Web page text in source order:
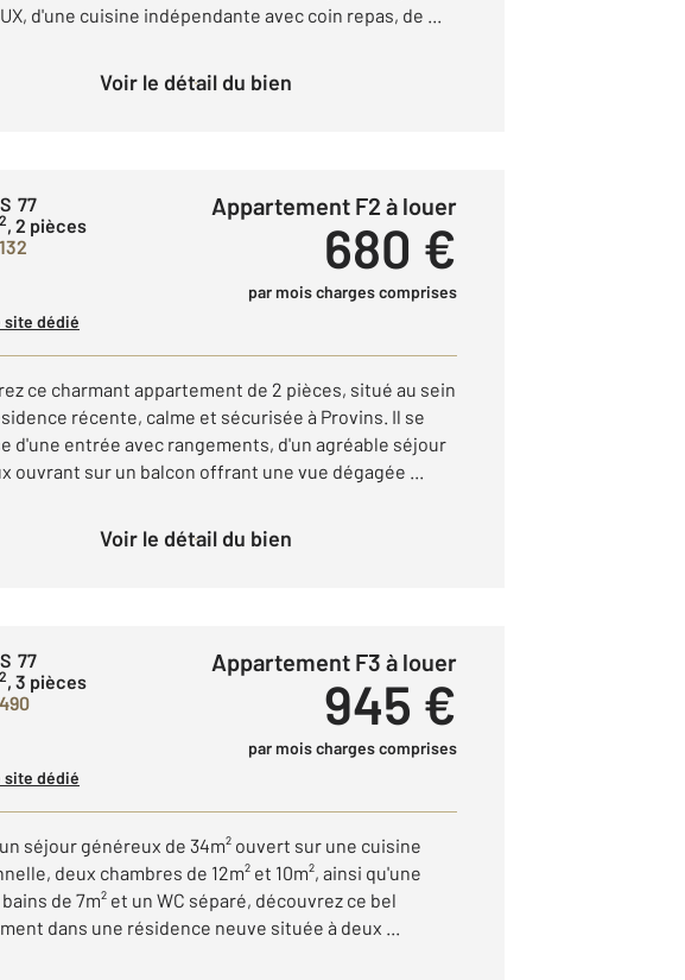
d'une cuisine indépendante avec coin repas, de ...
Voir le détail du bien
77
2, 2 pièces
Appartement F2 à louer
680 €
par mois charges comprises
site dédié
ce charmant appartement de 2 pièces, situé au sein
récente, calme et sécurisée à Provins. Il se
d'une entrée avec rangements, d'un agréable séjour
ouvrant sur un balcon offrant une vue dégagée ...
Voir le détail du bien
77
2, 3 pièces
Appartement F3 à louer
945 €
par mois charges comprises
site dédié
séjour généreux de 34m² ouvert sur une cuisine
deux chambres de 12m² et 10m², ainsi qu'une
de 7m² et un WC séparé, découvrez ce bel
dans une résidence neuve située à deux ...